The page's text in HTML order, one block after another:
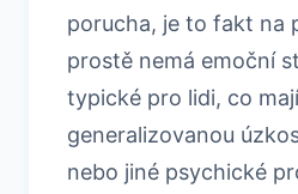
porucha, je to fakt na
prostě nemá emoční
typické pro lidi, co mají
generalizovanou
nebo jiné psychické